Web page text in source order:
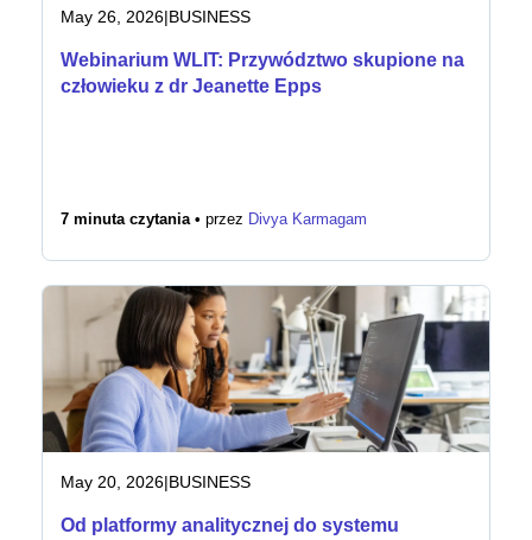
May 26, 2026|BUSINESS
Webinarium WLIT: Przywództwo skupione na
człowieku z dr Jeanette Epps
7 minuta czytania • przez Divya Karmagam
May 20, 2026|BUSINESS
Od platformy analitycznej do systemu